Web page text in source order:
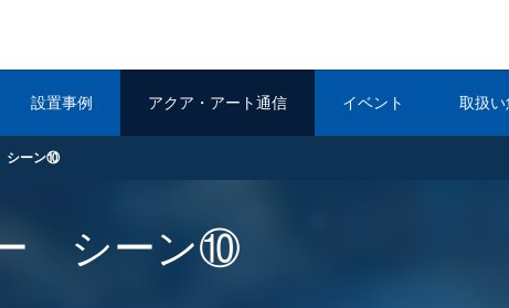
設置事例 アクア・アート通信 イベント 取扱い
シーン⑩
ー シーン⑩